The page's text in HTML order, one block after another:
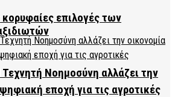
Νοημοσύνη αλλάζει την
κορυφαίες επιλογές των
εποχή για τις αγροτικές